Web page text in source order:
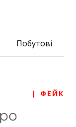
Побутові
| ФЕЙК